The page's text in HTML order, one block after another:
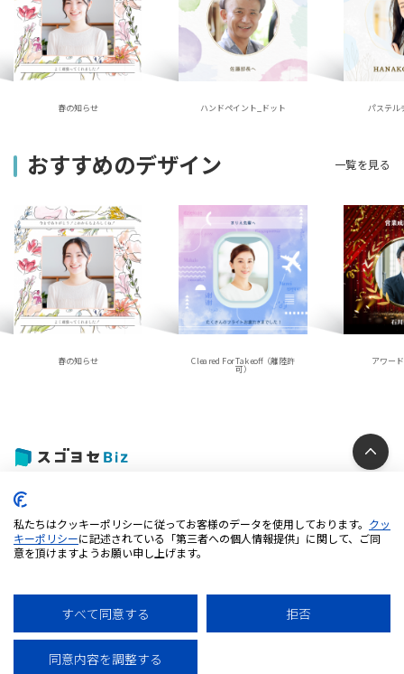
春の知らせ ハンドペイント_ドット パステル
おすすめのデザイン 一覧を見る
春の知らせ Cleared For Takeoff（離陸許
可）
アワー
個人情報保護方針
クッキーポリシー
特定商取引法に基づく表記
© 2025 iUM inc. All Rights Reserved.
私たちはクッキーポリシーに従ってお客様のデータを使用しております。 クッ
キーポリシーに記述されている「第三者への個人情報提供」に関して、ご同
意を頂けますようお願い申し上げます。
すべて同意する 拒否
同意内容を調整する